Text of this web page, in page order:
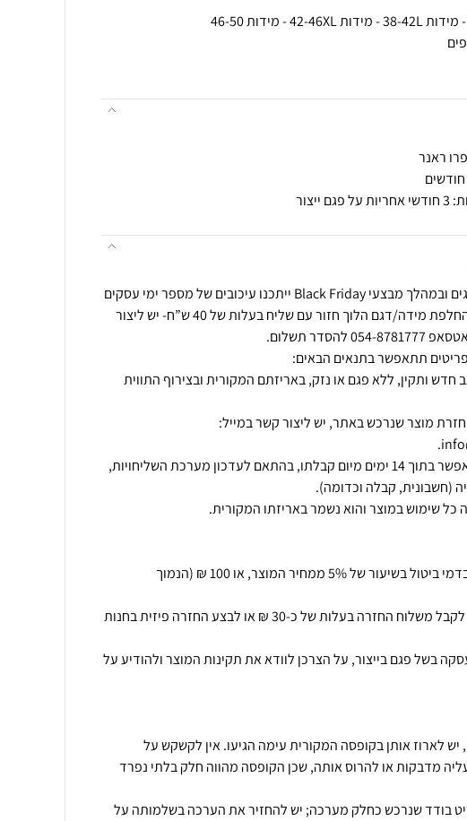
ראנר
במהלך תקופת החגים ובמהלך מבצעי Black Friday ייתכנו עיכובים של מספר ימי עסקים
בזמני המשלוחים. החלפת מידה/דגם הלוך חזור עם שליח בעלות של 40 ש”ח- יש ליצור
חדש ותקין, ללא פגם או נזק, באריזתם המקורית ובצירוף התווית
מוצר שנרכש באתר, יש ליצור קשר במייל:
החזרת המוצר תתאפשר בתוך 14 ימים מיום קבלתו, בהתאם לעדכון מערכת השליחויות,
ביטול עסקה יחויב בדמי ביטול בשיעור של 5% ממחיר המוצר, או 100 ₪ (הנמוך
.בנוסף יוכל הלקוח לקבל משלוח החזרה בעלות של כ-30 ₪ או לבצע החזרה פיזית בחנות
בשל פגם בייצור, על הצרכן לוודא את תקינות המוצר ולהודיע על
יש לארוז אותן בקופסה המקורית עימה הגיעו. אין לקשקש על
מדבקות או להרוס אותה, שכן הקופסה מהווה חלק בלתי נפרד
בודד שנרכש כחלק מערכה; יש להחזיר את הערכה בשלמותה על